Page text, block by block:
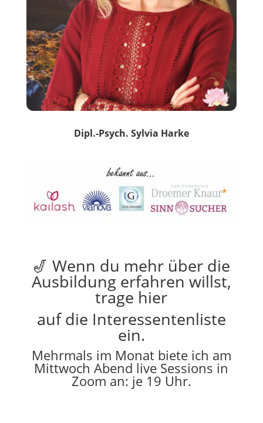
Dipl.-Psych. Sylvia Harke
🎷 Wenn du mehr über die
Ausbildung erfahren willst,
trage hier
auf die Interessentenliste
ein.
Mehrmals im Monat biete ich am
Mittwoch Abend live Sessions in
Zoom an: je 19 Uhr.